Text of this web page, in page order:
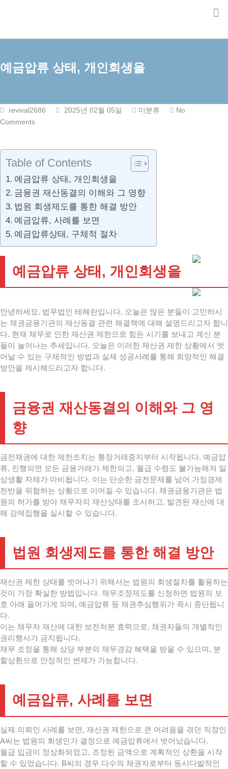
content
예금압류 상태, 개인회생을
revival2686 2025년 02월 05일 미분류
No
Comments
Table of Contents
예금압류 상태, 개인회생을
금융권 재산동결의 이해와 그 영향
법원 회생제도를 통한 해결 방안
예금압류, 사례를 보면
예금압류상태, 구체적 절차
예금압류 상태, 개인회생을
안녕하세요. 법무법인 테헤란입니다. 오늘은 많은 분들이 고민하시
는 채권금융기관의 재산동결 관련 해결책에 대해 설명드리고자 합니
다. 현재 채무로 인한 재산권 제한으로 힘든 시기를 보내고 계신 분
들이 늘어나는 추세입니다. 오늘은 이러한 재산권 제한 상황에서 벗
어날 수 있는 구체적인 방법과 실제 성공사례를 통해 희망적인 해결
방안을 제시해드리고자 합니다.
금융권 재산동결의 이해와 그 영
향
금전채권에 대한 제한조치는 통장거래중지부터 시작됩니다. 예금압
류, 진행되면 모든 금융거래가 제한되고, 월급 수령도 불가능해져 일
상생활 자체가 마비됩니다. 이는 단순한 금전문제를 넘어 가정경제
전반을 위협하는 상황으로 이어질 수 있습니다. 채권금융기관은 법
원의 허가를 받아 채무자의 재산상태를 조사하고, 발견된 재산에 대
해 강제집행을 실시할 수 있습니다.
법원 회생제도를 통한 해결 방안
재산권 제한 상태를 벗어나기 위해서는 법원의 회생절차를 활용하는
것이 가장 확실한 방법입니다. 채무조정제도를 신청하면 법원의 보
호 아래 들어가게 되며, 예금압류 등 채권추심행위가 즉시 중단됩니
다.
이는 채무자 재산에 대한 보전처분 효력으로, 채권자들의 개별적인
권리행사가 금지됩니다.
채무 조정을 통해 상당 부분의 채무경감 혜택을 받을 수 있으며, 분
할상환으로 안정적인 변제가 가능합니다.
예금압류, 사례를 보면
실제 의뢰인 사례를 보면, 재산권 제한으로 큰 어려움을 겪던 직장인
A씨는 법원의 회생인가 결정으로 예금압류에서 벗어났습니다.
월급 입금이 정상화되었고, 조정된 금액으로 계획적인 상환을 시작
할 수 있었습니다. B씨의 경우 다수의 채권자로부터 동시다발적인